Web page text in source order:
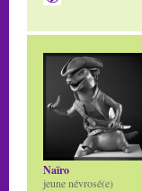
Naïro
jeune névrosé(e)